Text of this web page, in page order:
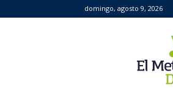
domingo, agosto 9, 2026
Metropolitano
Digital